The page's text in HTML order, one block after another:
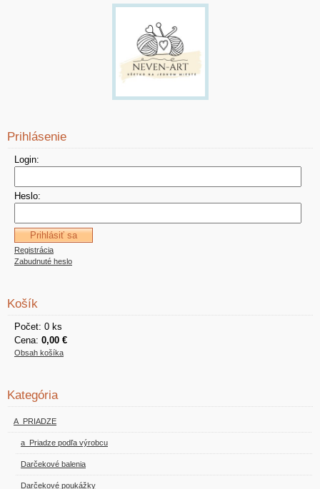
Prihlásenie
Login:
Heslo:
Registrácia
Zabudnuté heslo
Košík
Počet: 0 ks
Cena: 0,00 €
Obsah košíka
Kategória
A_PRIADZE
a_Priadze podľa výrobcu
Darčekové balenia
Darčekové poukážky